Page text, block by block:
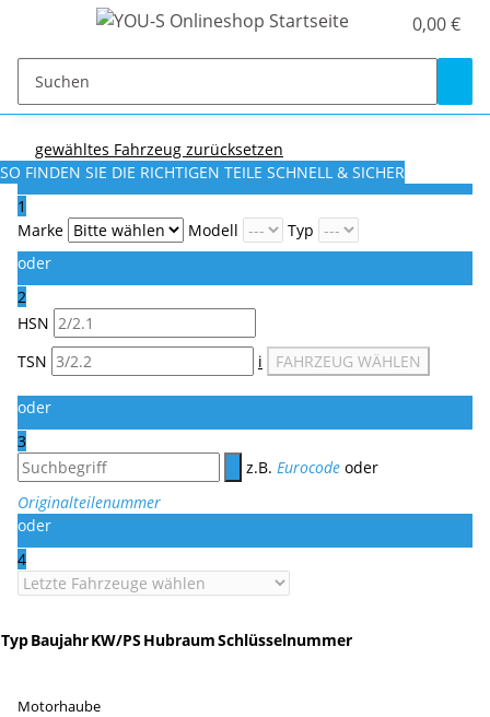
0,00 €
gewähltes Fahrzeug zurücksetzen
SO FINDEN SIE DIE RICHTIGEN TEILE SCHNELL & SICHER
1
Marke
Modell
Typ
oder
2
HSN
TSN
i FAHRZEUG WÄHLEN
oder
3
z.B. Eurocode oder
Originalteilenummer
oder
4
TypBaujahrKW/PS HubraumSchlüsselnummer
Motorhaube